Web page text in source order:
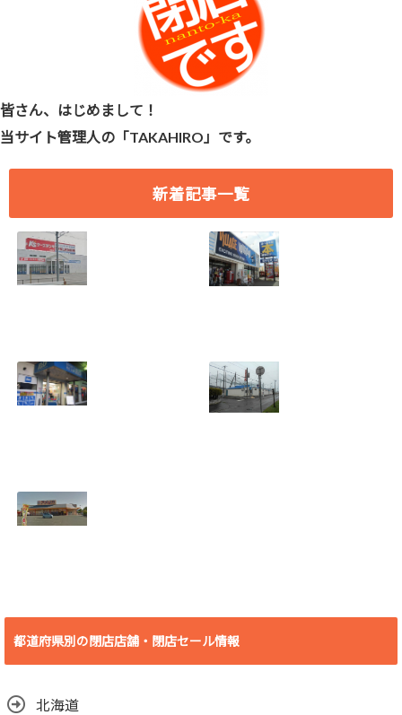
皆さん、はじめまして！
当サイト管理人の「TAKAHIRO」です。
新着記事一覧
2018年7月29日
(日)をもって閉店
2018.07.19
ード刈谷店 2018年
9月17日(月)をもっ
て閉店
2018年7月29日
(日)をもって閉店
年6月30日(土)をも
って閉店
都道府県別の閉店店舗・閉店セール情報
北海道